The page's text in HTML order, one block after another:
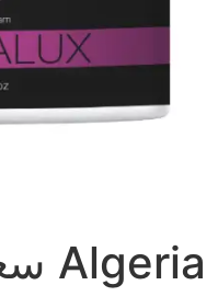
Luminalux سعر Algeria